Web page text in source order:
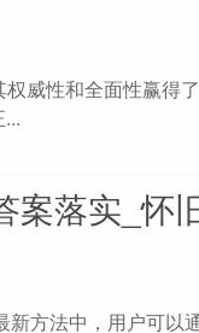
威性和全面性赢得
案落实_怀
方法中，用户可以